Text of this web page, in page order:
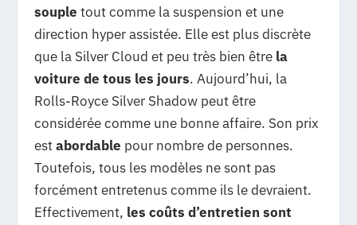
souple tout comme la suspension et une
direction hyper assistée. Elle est plus discrète
que la Silver Cloud et peu très bien êtrela
voiture de tous les jours. Aujourd’hui, la
Rolls-Royce Silver Shadow peut être
considérée comme une bonne affaire. Son prix
estabordable pour nombre de personnes.
Toutefois, tous les modèles ne sont pas
forcément entretenus comme ils le devraient.
Effectivement, les coûts d’entretien sont